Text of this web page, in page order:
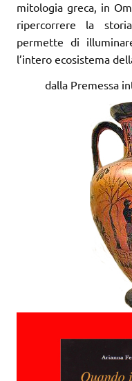
mitologia greca, in
ripercorrere la
permette di
l’intero ecosistema
dalla Premessa